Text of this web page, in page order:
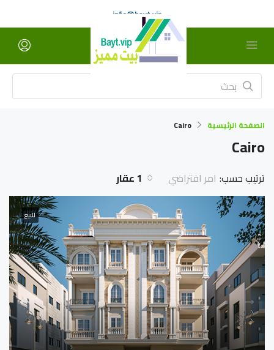
info@bayt.vip
الصفحة الرئيسية Cairo
Cairo
1 عقار ترتيب حسب: امر افتراضي
للبيع